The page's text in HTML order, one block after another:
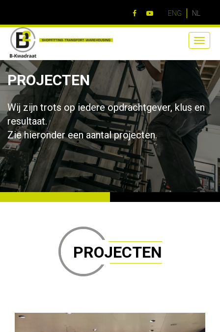
ENG NL
Toggle
PROJECTEN
Wij zijn trots op iedere opdrachtgever, klus en
resultaat.
Zie hieronder een aantal projecten.
PROJECTEN